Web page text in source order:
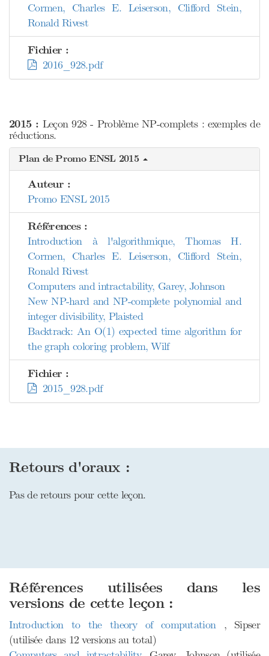
Cormen, Charles E. Leiserson, Clifford Stein,
Ronald Rivest
Fichier :
2016_928.pdf
2015 : Leçon 928 - Problème NP-complets : exemples de
réductions.
Plan de Promo ENSL 2015
Auteur :
Promo ENSL 2015
Références :
Introduction à l'algorithmique, Thomas H.
Cormen, Charles E. Leiserson, Clifford Stein,
Ronald Rivest
Computers and intractability, Garey, Johnson
New NP-hard and NP-complete polynomial and
integer divisibility, Plaisted
Backtrack: An O(1) expected time algorithm for
the graph coloring problem, Wilf
Fichier :
2015_928.pdf
Retours d'oraux :
Pas de retours pour cette leçon.
Références utilisées dans les
versions de cette leçon :
Introduction to the theory of computation , Sipser
(utilisée dans 12 versions au total)